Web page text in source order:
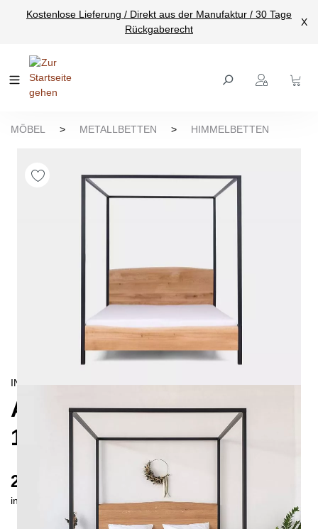
springen
Kostenlose Lieferung / Direkt aus der Manufaktur / 30 Tage
Rückgaberecht
X
MÖBEL > METALLBETTEN > HIMMELBETTEN
INDUSTRIAL/CONTEMPORAIN
ARBOR HIMMELBETT
160X200
2350 €
inkl. MwSt. inkl. Versandkosten (DE)